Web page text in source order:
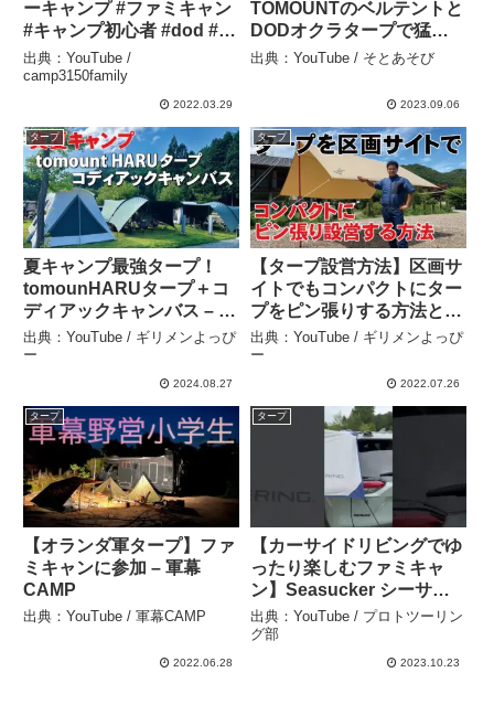
ーキャンプ #ファミキャン
#キャンプ初心者 #dod #ワ
ンポールテント #youtube
#3歳 #チーズタープ –
出典：YouTube /
camp3150family
2022.03.29
TOMOUNTのベルテントと
DODオクラタープで猛暑
を快適に過ごすファミリー
ス】 – そとあそび
出典：YouTube / そとあそび
2023.09.06
タープ
夏キャンプ最強タープ！
tomounHARUタープ＋コ
ディアックキャンバス – ギ
リメンよっぴー
出典：YouTube / ギリメンよっぴ
ー
2024.08.27
タープ
【タープ設営方法】区画サ
イトでもコンパクトにター
プをピン張りする方法とは
– ギリメンよっぴー
出典：YouTube / ギリメンよっぴ
ー
2022.07.26
タープ
【オランダ軍タープ】ファ
ミキャンに参加 – 軍幕
CAMP
出典：YouTube / 軍幕CAMP
2022.06.28
タープ
【カーサイドリビングでゆ
ったり楽しむファミキャ
ン】Seasucker シーサッ
カーの真空マウントでスク
エアタープを連結し広々リ
ビングで時間を過ごそう！
出典：YouTube / プロトツーリン
グ部
2023.10.23